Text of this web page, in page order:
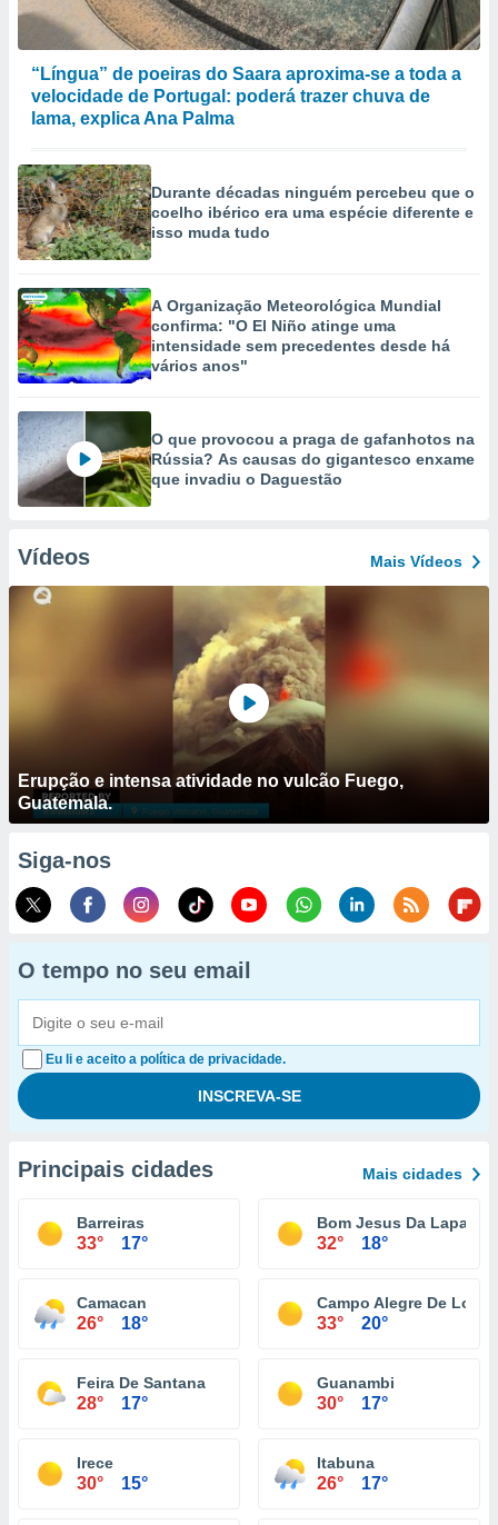
“Língua” de poeiras do Saara aproxima-se a toda a
velocidade de Portugal: poderá trazer chuva de
lama, explica Ana Palma
Durante décadas ninguém percebeu que o
coelho ibérico era uma espécie diferente e
isso muda tudo
A Organização Meteorológica Mundial
confirma: "O El Niño atinge uma
intensidade sem precedentes desde há
vários anos"
O que provocou a praga de gafanhotos na
Rússia? As causas do gigantesco enxame
que invadiu o Daguestão
Vídeos Mais Vídeos
Erupção e intensa atividade no vulcão Fuego,
Guatemala.
Siga-nos
O tempo no seu email
Eu li e aceito a política de privacidade.
Principais cidades Mais cidades
Barreiras
33° 17°
Bom Jesus Da Lapa
32° 18°
Camacan
26° 18°
Campo Alegre De
33° 20°
Feira De Santana
28° 17°
Guanambi
30° 17°
Irece
30° 15°
Itabuna
26° 17°